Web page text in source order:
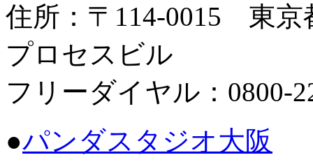
住所：〒114-0015 東
プロセスビル
フリーダイヤル：0800-
●パンダスタジオ大阪